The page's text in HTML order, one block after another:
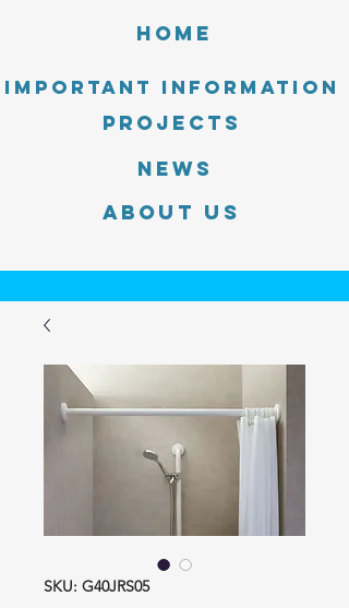
Home
Important information
PROJECTS
News
About Us
SKU: G40JRS05